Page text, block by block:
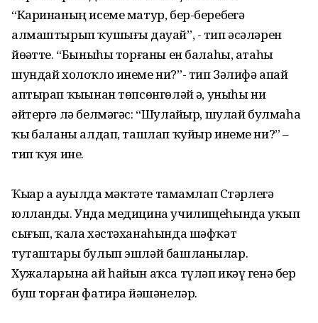
“Каринаның исеме матур, бер-беребеҙгә
алмаштырып ҡушығыҙ дауай”, - тип әсәләрен
йөҙәтте. “Быныһы торғаны ен балаһы, атаһы
шундай холоҡло инеме ни?”- тип Зәлифә апай
аптырап ҡыҙынан төпсөнгөләй ҙә, уныһы ни
әйтергә лә белмәгәс: “Шулайҙыр, шулай булмаһа
ҡыҙ баланы алдап, ташлап ҡуйыр инеме ни?” –
тип ҡуя ине.
Ҡыҙҙар ҙа ауылда мәктәте тамамлап Стәрлегә
юлланды. Унда медицина училищеһында уҡып
сығып, ҡала хәстәханаһында шәфҡәт
туташтары булып эшләй башланылар.
Хужаларына ай һайын аҡса түләп икәү генә бер
буш торған фатирҙа йәшәнеләр.